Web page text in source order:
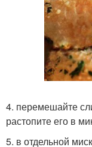
4. перемешайте
растопите его в
5. в отдельной